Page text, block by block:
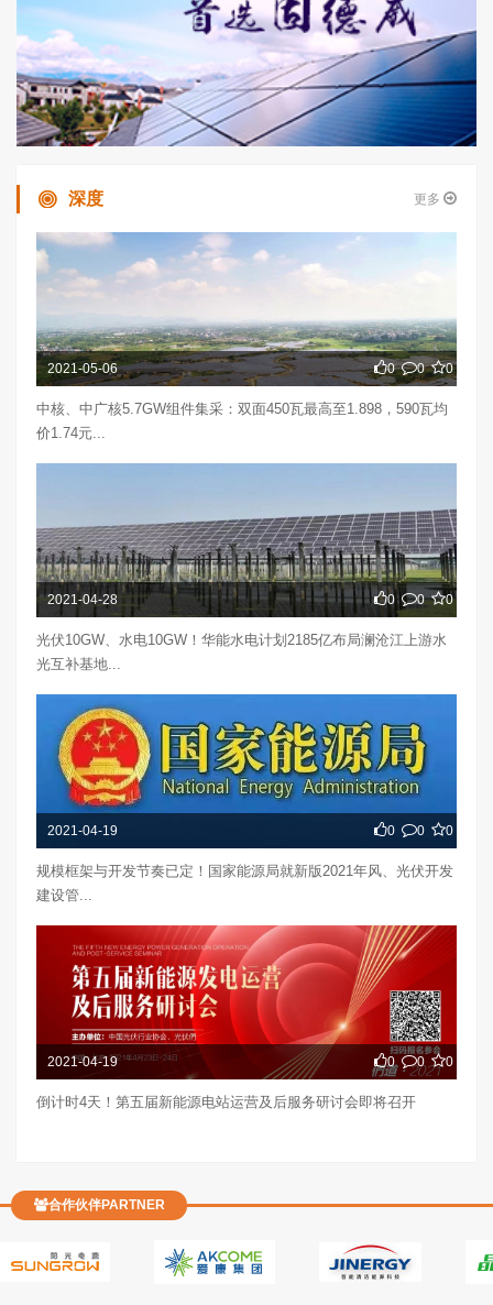
深度 更多
2021-05-06 0 0 0
中核、中广核5.7GW组件集采：双面450瓦最高至1.898，590瓦均
价1.74元...
2021-04-28 0 0 0
光伏10GW、水电10GW！华能水电计划2185亿布局澜沧江上游水
光互补基地...
2021-04-19 0 0 0
规模框架与开发节奏已定！国家能源局就新版2021年风、光伏开发
建设管...
2021-04-19 0 0 0
倒计时4天！第五届新能源电站运营及后服务研讨会即将召开
合作伙伴PARTNER